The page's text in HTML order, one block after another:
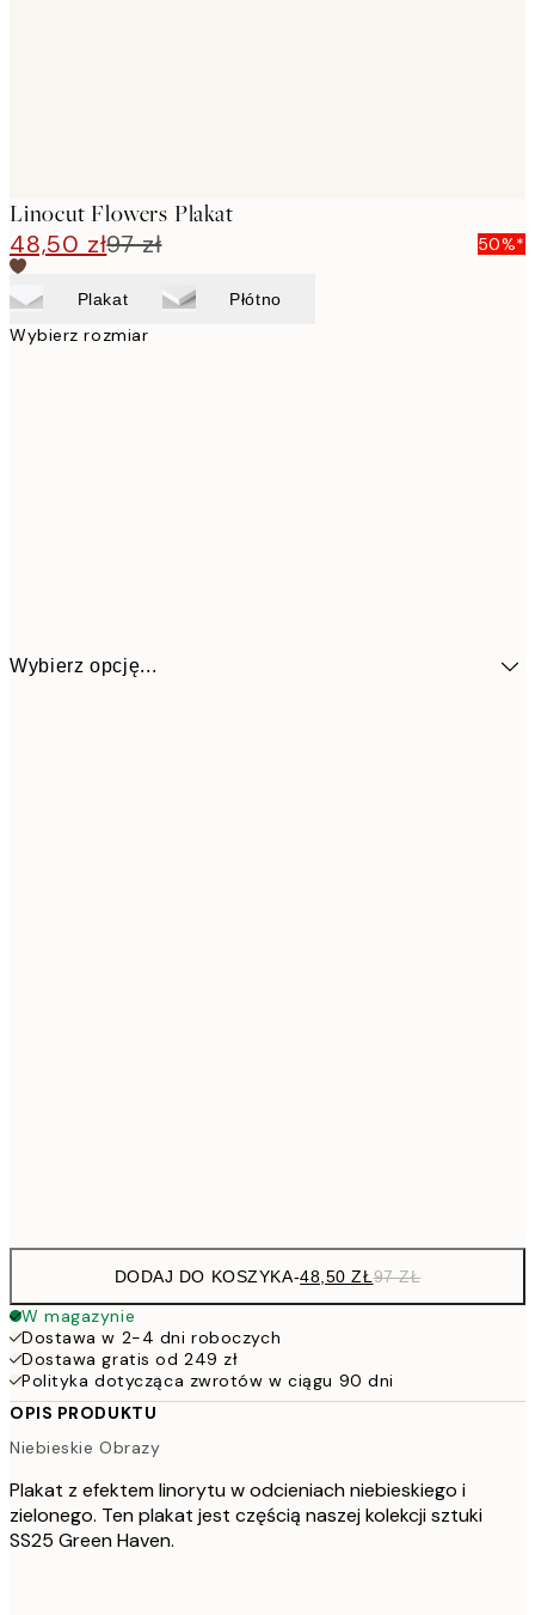
Linocut Flowers Plakat
48,50 zł97 zł 50%*
Plakat Płótno
Wybierz rozmiar
Wybierz opcję...
DODAJ DO KOSZYKA-48,50 ZŁ97 ZŁ
W magazynie
Dostawa w 2-4 dni roboczych
Dostawa gratis od 249 zł
Polityka dotycząca zwrotów w ciągu 90 dni
OPIS PRODUKTU
Niebieskie Obrazy
Plakat z efektem linorytu w odcieniach niebieskiego i
zielonego. Ten plakat jest częścią naszej kolekcji sztuki
SS25 Green Haven.